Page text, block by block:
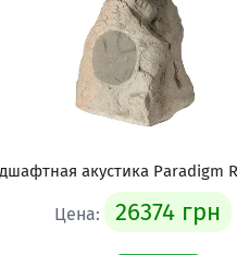
акустика Paradigm
Цена: 26374 грн